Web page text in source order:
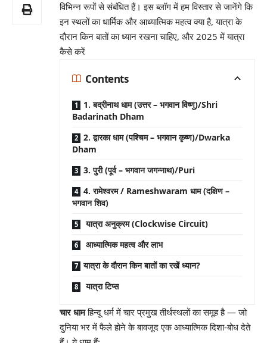
विभिन्न रूपों से संबंधित हैं। इस ब्लॉग में हम विस्तार से जानेंगे कि
इन स्थलों का धार्मिक और आध्यात्मिक महत्व क्या है, यात्रा के
दौरान किन बातों का ध्यान रखना चाहिए, और 2025 में यात्रा
कैसे करें
Contents
1. बद्रीनाथ धाम (उत्तर – भगवान विष्णु)/Shri
Badarinath Dham
2. द्वारका धाम (पश्चिम – भगवान कृष्ण)/Dwarka
Dham
3. पुरी (पूर्व – भगवान जगन्नाथ)/Puri
4. रामेश्वरम / Rameshwaram धाम (दक्षिण –
भगवान शिव)
यात्रा अनुक्रम (Clockwise Circuit)
आध्यात्मिक महत्व और लाभ
यात्रा के दौरान किन बातों का रखें ध्यान?
यात्रा टिप्स
चार धामहिन्दू धर्म में चार प्रमुख तीर्थस्थलों का समूह है — जो
दुनिया भर में फैले होने के बावजूद एक आध्यात्मिक दिशा-बोध देते